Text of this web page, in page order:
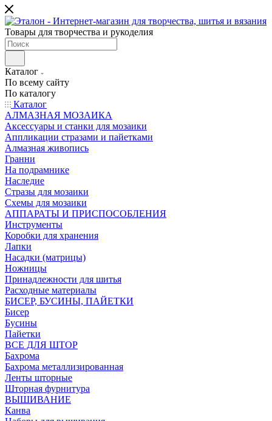
Товары для творчества и рукоделия
Каталог
По всему сайту
По каталогу
Каталог
АЛМАЗНАЯ МОЗАИКА
Аксессуары и станки для мозаики
Аппликации стразами и пайетками
Алмазная живопись
Гранни
На подрамнике
Наследие
Стразы для мозаики
Схемы для мозаики
АППАРАТЫ И ПРИСПОСОБЛЕНИЯ
Инструменты
Коробки для хранения
Лапки
Насадки (матрицы)
Ножницы
Принадлежности для шитья
Расходные материалы
БИСЕР, БУСИНЫ, ПАЙЕТКИ
Бисер
Бусины
Пайетки
ВСЕ ДЛЯ ШТОР
Бахрома
Бахрома металлизированная
Ленты шторные
Шторная фурнитура
ВЫШИВАНИЕ
Канва